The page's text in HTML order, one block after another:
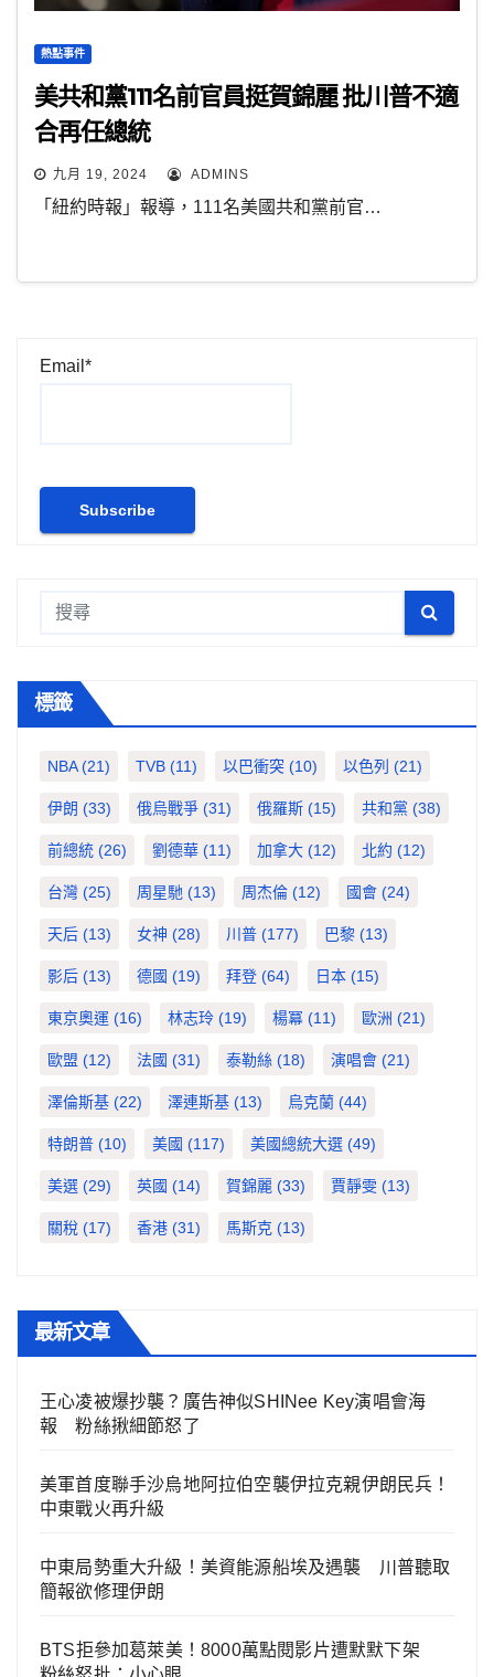
熱點事件
美共和黨111名前官員挺賀錦麗 批川普不適
合再任總統
九月 19, 2024 ADMINS
「紐約時報」報導，111名美國共和黨前官…
Email*
標籤
NBA(21) TVB (11) 以巴衝突 (10) 以色列 (21)
伊朗 (33) 俄烏戰爭 (31) 俄羅斯 (15) 共和黨 (38)
前總統 (26) 劉德華 (11) 加拿大 (12) 北約 (12)
台灣 (25) 周星馳 (13) 周杰倫 (12) 國會 (24)
天后 (13) 女神 (28) 川普 (177) 巴黎 (13)
影后 (13) 德國 (19) 拜登 (64) 日本 (15)
東京奧運 (16) 林志玲 (19) 楊冪 (11) 歐洲 (21)
歐盟 (12) 法國 (31) 泰勒絲 (18) 演唱會 (21)
澤倫斯基 (22) 澤連斯基 (13) 烏克蘭 (44)
特朗普 (10) 美國 (117) 美國總統大選 (49)
美選 (29) 英國 (14) 賀錦麗 (33) 賈靜雯 (13)
關稅 (17) 香港 (31) 馬斯克 (13)
最新文章
王心凌被爆抄襲？廣告神似SHINee Key演唱會海
報 粉絲揪細節怒了
美軍首度聯手沙烏地阿拉伯空襲伊拉克親伊朗民兵！
中東戰火再升級
中東局勢重大升級！美資能源船埃及遇襲 川普聽取
簡報欲修理伊朗
BTS拒參加葛萊美！8000萬點閱影片遭默默下架